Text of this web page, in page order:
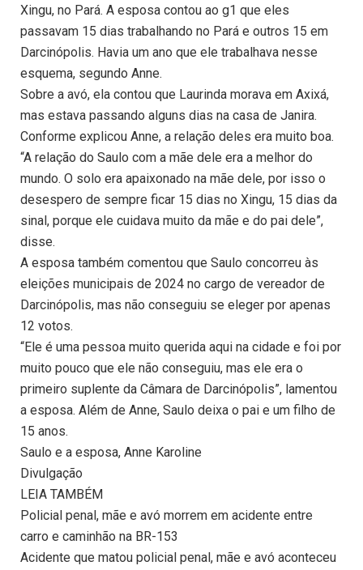
Xingu, no Pará. A esposa contou ao g1 que eles
passavam 15 dias trabalhando no Pará e outros 15 em
Darcinópolis. Havia um ano que ele trabalhava nesse
esquema, segundo Anne.
Sobre a avó, ela contou que Laurinda morava em Axixá,
mas estava passando alguns dias na casa de Janira.
Conforme explicou Anne, a relação deles era muito boa.
“A relação do Saulo com a mãe dele era a melhor do
mundo. O solo era apaixonado na mãe dele, por isso o
desespero de sempre ficar 15 dias no Xingu, 15 dias da
sinal, porque ele cuidava muito da mãe e do pai dele”,
disse.
A esposa também comentou que Saulo concorreu às
eleições municipais de 2024 no cargo de vereador de
Darcinópolis, mas não conseguiu se eleger por apenas
12 votos.
“Ele é uma pessoa muito querida aqui na cidade e foi por
muito pouco que ele não conseguiu, mas ele era o
primeiro suplente da Câmara de Darcinópolis”, lamentou
a esposa. Além de Anne, Saulo deixa o pai e um filho de
15 anos.
Saulo e a esposa, Anne Karoline
Divulgação
LEIA TAMBÉM
Policial penal, mãe e avó morrem em acidente entre
carro e caminhão na BR-153
Acidente que matou policial penal, mãe e avó aconteceu